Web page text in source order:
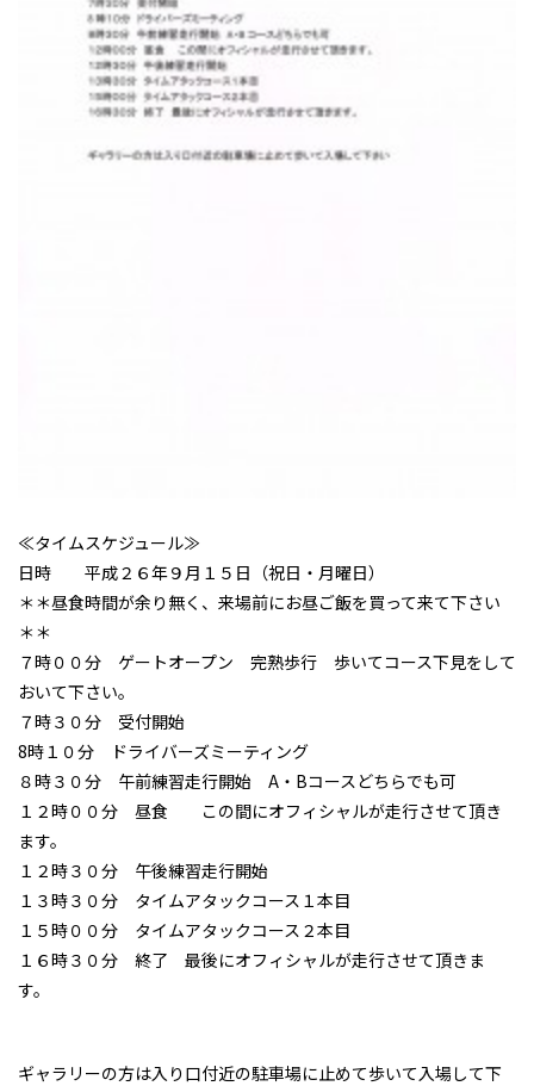
≪タイムスケジュール≫
日時 平成２６年９月１５日（祝日・月曜日）
＊＊昼食時間が余り無く、来場前にお昼ご飯を買って来て下さい
＊＊
７時００分 ゲートオープン 完熟歩行 歩いてコース下見をして
おいて下さい。
７時３０分 受付開始
8時１０分 ドライバーズミーティング
８時３０分 午前練習走行開始 A・Bコースどちらでも可
１２時００分 昼食 この間にオフィシャルが走行させて頂き
ます。
１２時３０分 午後練習走行開始
１３時３０分 タイムアタックコース１本目
１５時００分 タイムアタックコース２本目
１６時３０分 終了 最後にオフィシャルが走行させて頂きま
す。
ギャラリーの方は入り口付近の駐車場に止めて歩いて入場して下